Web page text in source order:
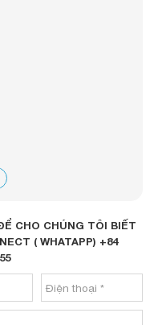
CHO CHÚNG TÔI BIẾT
( WHATAPP) +84